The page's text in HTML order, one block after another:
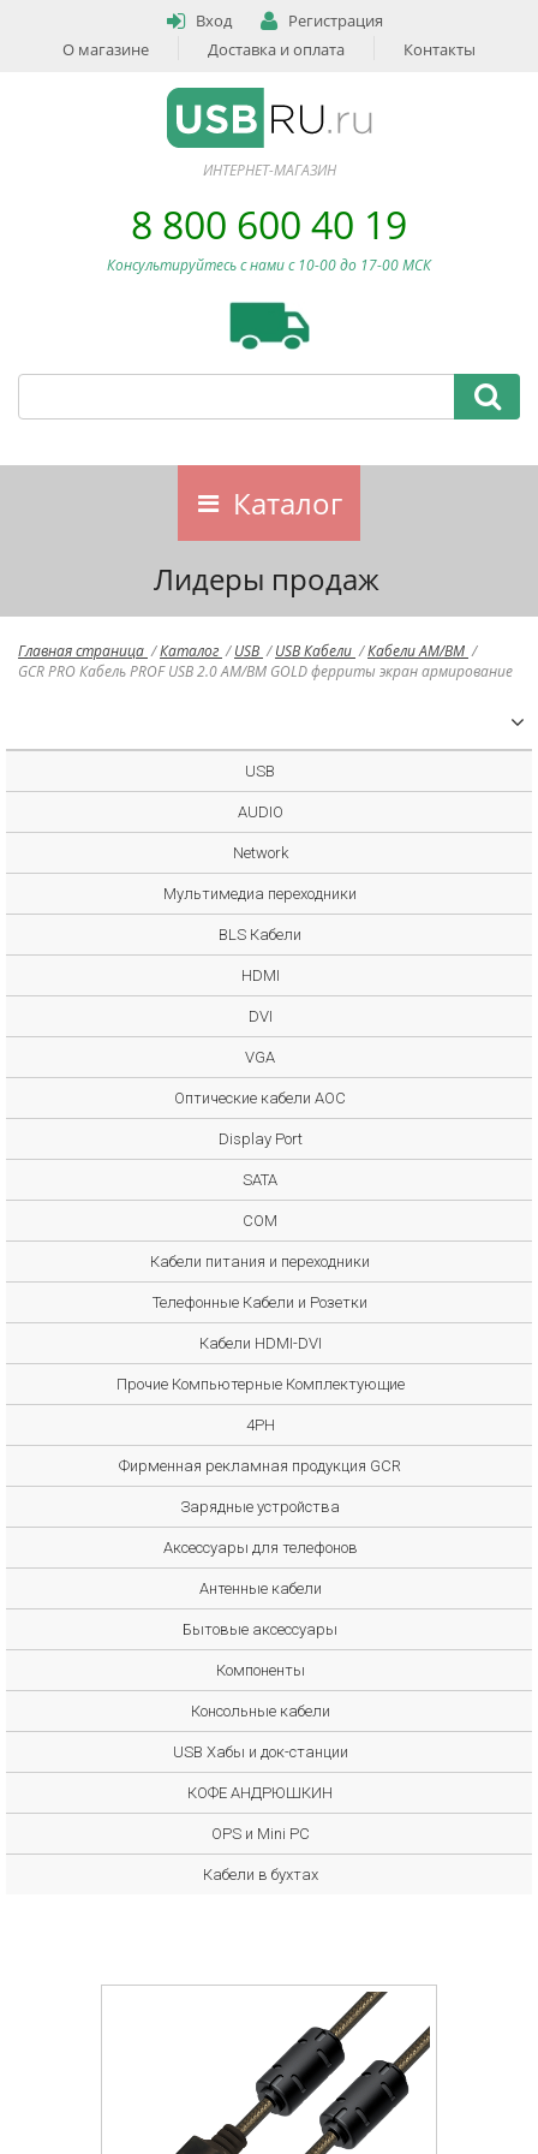
Вход
Регистрация
О магазине
Доставка и оплата Контакты
ИНТЕРНЕТ-МАГАЗИН
8 800 600 40 19
Консультируйтесь с нами c 10-00 до 17-00 МСК
Каталог
Лидеры продаж
Главная страница /Каталог / USB / USB Кабели /Кабели AM/BM /
GCR PRO Кабель PROF USB 2.0 AM/BM GOLD ферриты экран армирование
USB
AUDIO
Network
Мультимедиа переходники
BLS Кабели
HDMI
DVI
VGA
Оптические кабели AOC
Display Port
SATA
COM
Кабели питания и переходники
Телефонные Кабели и Розетки
Кабели HDMI-DVI
Прочие Компьютерные Комплектующие
4PH
Фирменная рекламная продукция GCR
Зарядные устройства
Аксессуары для телефонов
Антенные кабели
Бытовые аксессуары
Компоненты
Консольные кабели
USB Хабы и док-станции
КОФЕ АНДРЮШКИН
OPS и Mini PC
Кабели в бухтах